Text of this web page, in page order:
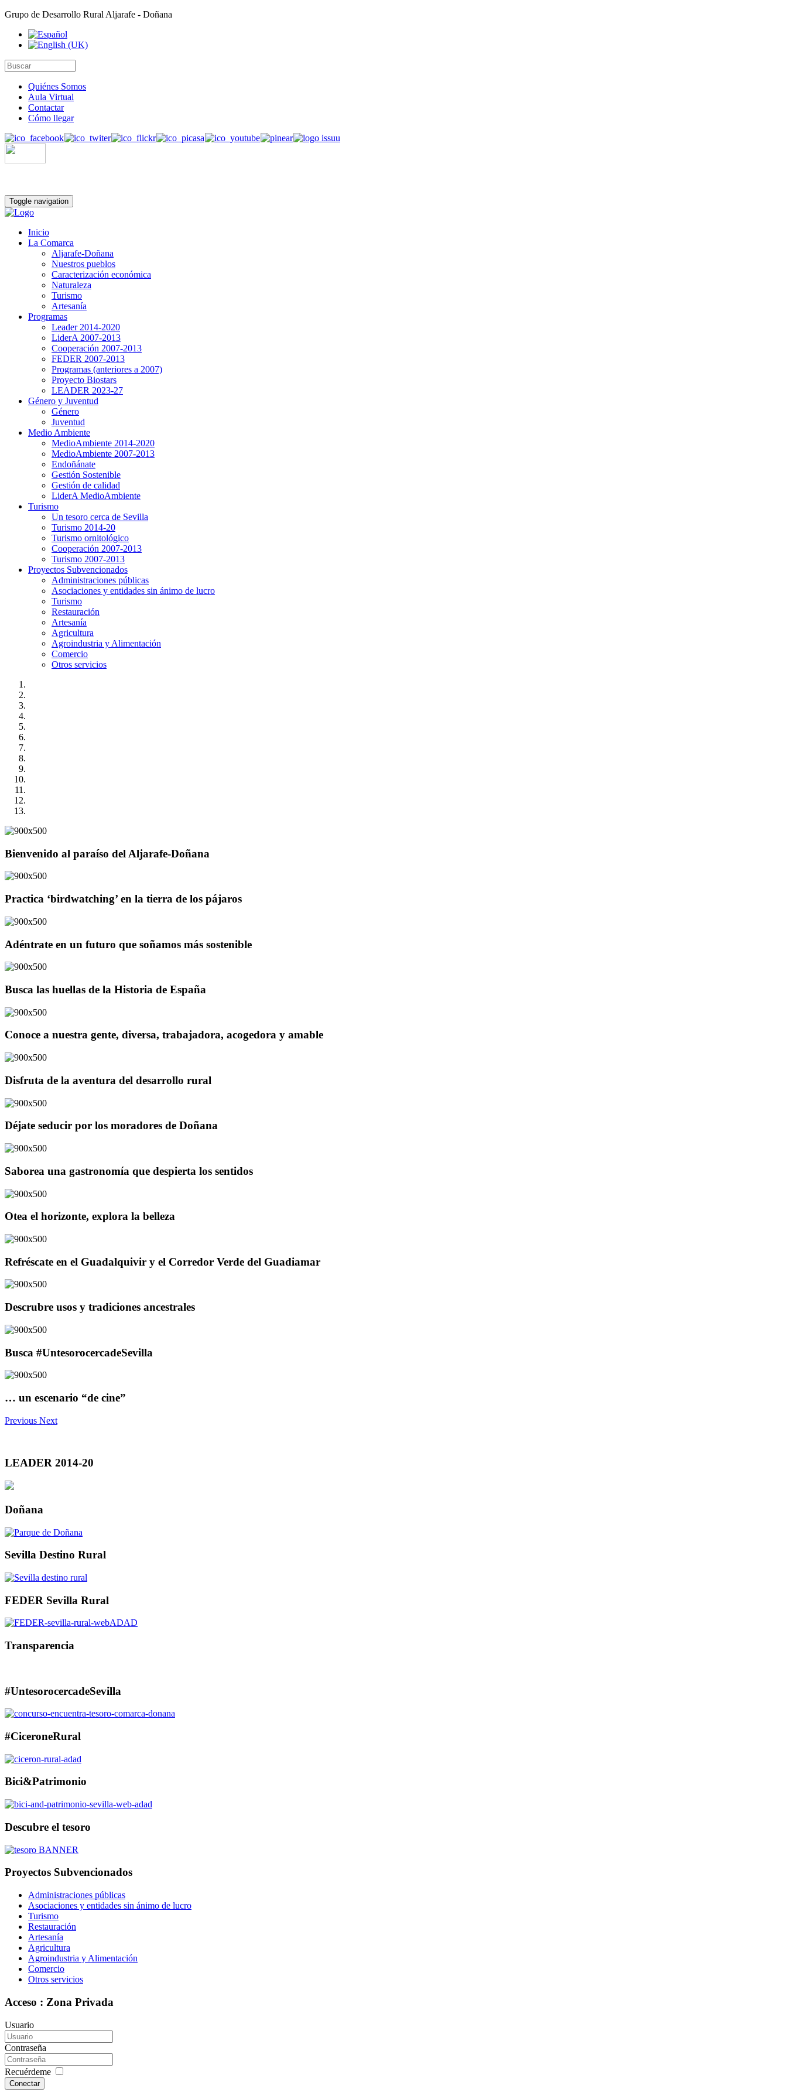
Grupo de Desarrollo Rural Aljarafe - Doñana
Quiénes Somos
Aula Virtual
Contactar
Cómo llegar
Toggle navigation
Inicio
La Comarca
Aljarafe-Doñana
Nuestros pueblos
Caracterización económica
Naturaleza
Turismo
Artesanía
Programas
Leader 2014-2020
LiderA 2007-2013
Cooperación 2007-2013
FEDER 2007-2013
Programas (anteriores a 2007)
Proyecto Biostars
LEADER 2023-27
Género y Juventud
Género
Juventud
Medio Ambiente
MedioAmbiente 2014-2020
MedioAmbiente 2007-2013
Endoñánate
Gestión Sostenible
Gestión de calidad
LiderA MedioAmbiente
Turismo
Un tesoro cerca de Sevilla
Turismo 2014-20
Turismo ornitológico
Cooperación 2007-2013
Turismo 2007-2013
Proyectos Subvencionados
Administraciones públicas
Asociaciones y entidades sin ánimo de lucro
Turismo
Restauración
Artesanía
Agricultura
Agroindustria y Alimentación
Comercio
Otros servicios
Bienvenido al paraíso del Aljarafe-Doñana
Practica ‘birdwatching’ en la tierra de los pájaros
Adéntrate en un futuro que soñamos más sostenible
Busca las huellas de la Historia de España
Conoce a nuestra gente, diversa, trabajadora, acogedora y amable
Disfruta de la aventura del desarrollo rural
Déjate seducir por los moradores de Doñana
Saborea una gastronomía que despierta los sentidos
Otea el horizonte, explora la belleza
Refréscate en el Guadalquivir y el Corredor Verde del Guadiamar
Descrubre usos y tradiciones ancestrales
Busca #UntesorocercadeSevilla
… un escenario “de cine”
Previous Next
LEADER 2014-20
Doñana
Sevilla Destino Rural
FEDER Sevilla Rural
Transparencia
#UntesorocercadeSevilla
#CiceroneRural
Bici&Patrimonio
Descubre el tesoro
Proyectos Subvencionados
Administraciones públicas
Asociaciones y entidades sin ánimo de lucro
Turismo
Restauración
Artesanía
Agricultura
Agroindustria y Alimentación
Comercio
Otros servicios
Acceso : Zona Privada
Usuario
Contraseña
Recuérdeme
Conectar